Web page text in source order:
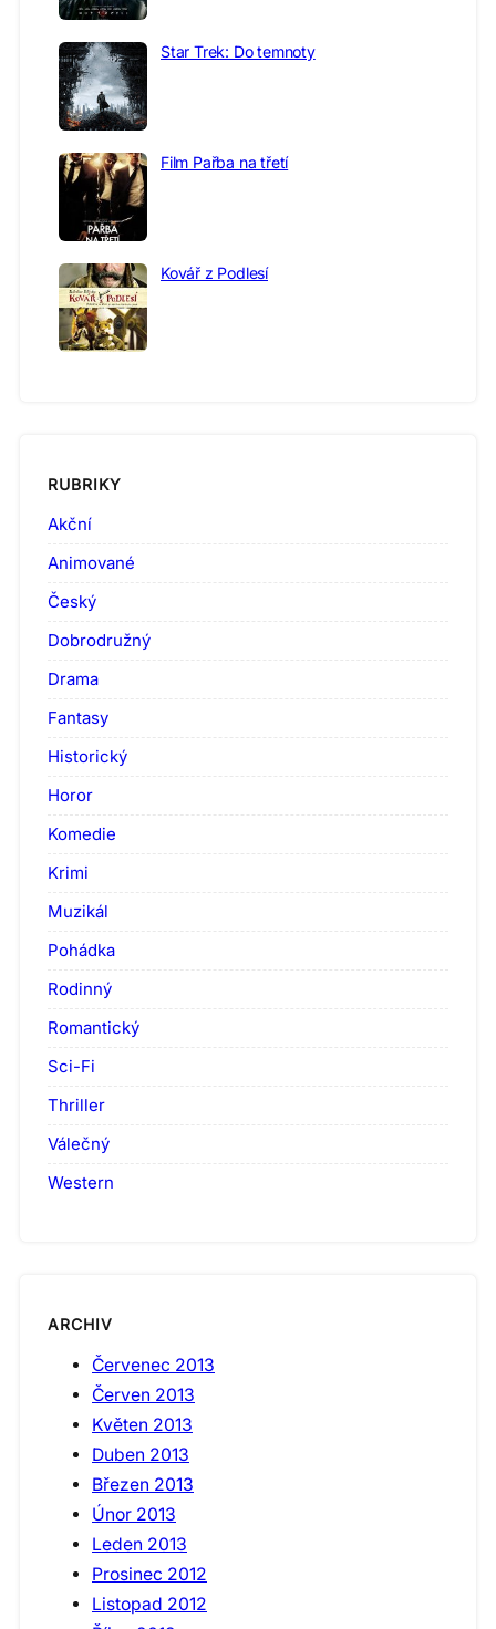
Star Trek: Do temnoty
Film Pařba na třetí
Kovář z Podlesí
RUBRIKY
Akční
Animované
Český
Dobrodružný
Drama
Fantasy
Historický
Horor
Komedie
Krimi
Muzikál
Pohádka
Rodinný
Romantický
Sci-Fi
Thriller
Válečný
Western
ARCHIV
Červenec 2013
Červen 2013
Květen 2013
Duben 2013
Březen 2013
Únor 2013
Leden 2013
Prosinec 2012
Listopad 2012